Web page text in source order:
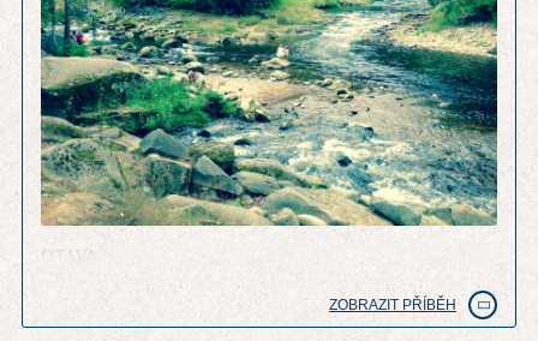
OTAVA
ZOBRAZIT PŘÍBĚH